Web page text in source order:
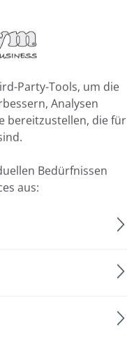
0.1 mg
Party-Tools, um die
Analysen
bereitzustellen, die für
Bedürfnissen
aus: